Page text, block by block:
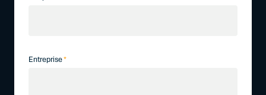
Entreprise*